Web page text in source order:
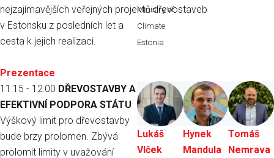
nejzajímavějších veřejných projektů dřevostaveb
v Estonsku z posledních let a
cesta k jejich realizaci.
Prezentace
Ministry of
Climate
Estonia
11:15 - 12:00 DŘEVOSTAVBY A
EFEKTIVNÍ PODPORA STÁTU
Výškový limit pro dřevostavby
bude brzy prolomen. Zbývá
prolomit limity v uvažování
Lukáš
Vlček
Hynek
Mandula
Tomáš
Nemrava